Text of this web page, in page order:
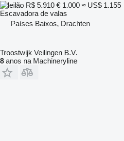
R$ 5.910 € 1.000 ≈ US$ 1.155
Escavadora de valas
Países Baixos, Drachten
Troostwijk Veilingen B.V.
8 anos na Machineryline